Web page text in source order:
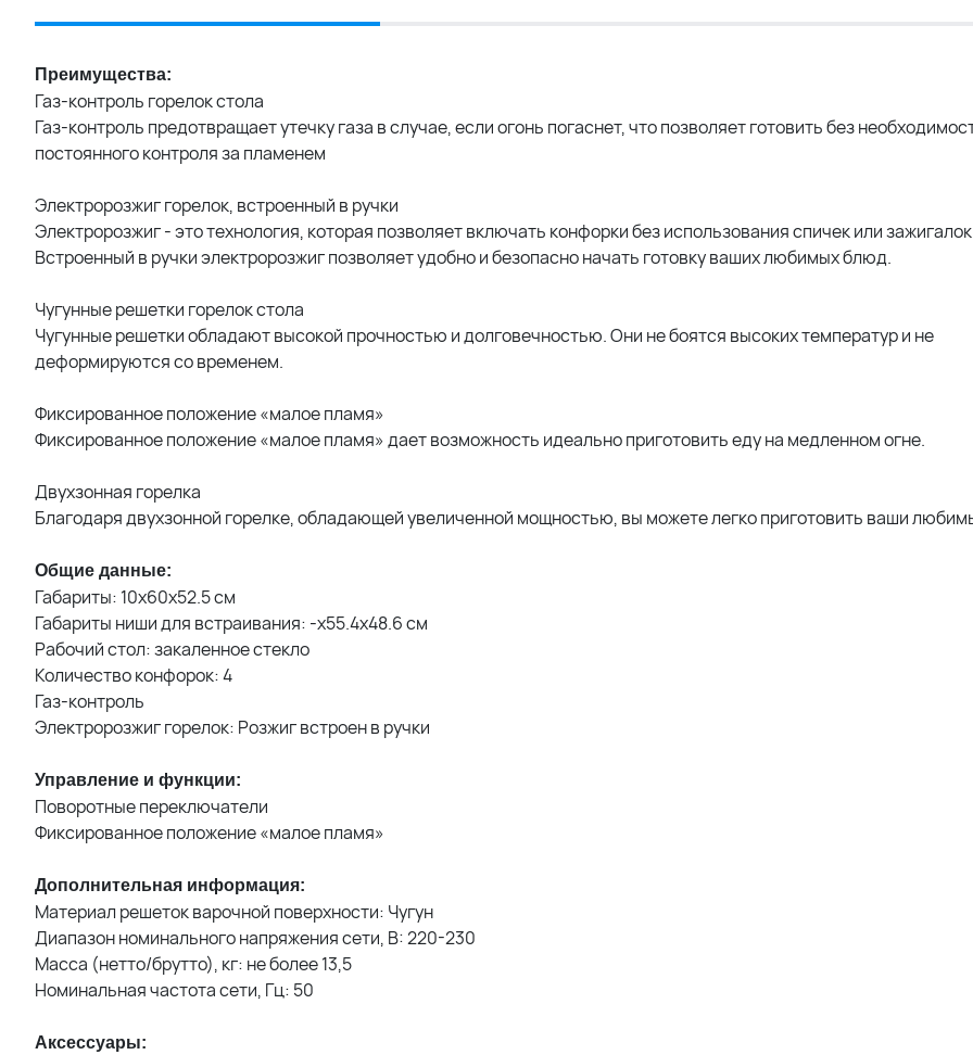
Преимущества:
Газ-контроль горелок стола
Газ-контроль предотвращает утечку газа в случае, если огонь погаснет, что позволяет готовить без
постоянного контроля за пламенем
Электророзжиг горелок, встроенный в ручки
Электророзжиг - это технология, которая позволяет включать конфорки без использования спичек или
Встроенный в ручки электророзжиг позволяет удобно и безопасно начать готовку ваших любимых блюд.
Чугунные решетки горелок стола
Чугунные решетки обладают высокой прочностью и долговечностью. Они не боятся высоких температур и не
деформируются со временем.
Фиксированное положение «малое пламя»
Фиксированное положение «малое пламя» дает возможность идеально приготовить еду на медленном огне.
Двухзонная горелка
Благодаря двухзонной горелке, обладающей увеличенной мощностью, вы можете легко приготовить ваши
Общие данные:
Габариты: 10x60x52.5 см
Габариты ниши для встраивания: -x55.4x48.6 см
Рабочий стол: закаленное стекло
Количество конфорок: 4
Газ-контроль
Электророзжиг горелок: Розжиг встроен в ручки
Управление и функции:
Поворотные переключатели
Фиксированное положение «малое пламя»
Дополнительная информация:
Материал решеток варочной поверхности: Чугун
Диапазон номинального напряжения сети, В: 220-230
Масса (нетто/брутто), кг: не более 13,5
Номинальная частота сети, Гц: 50
Аксессуары: